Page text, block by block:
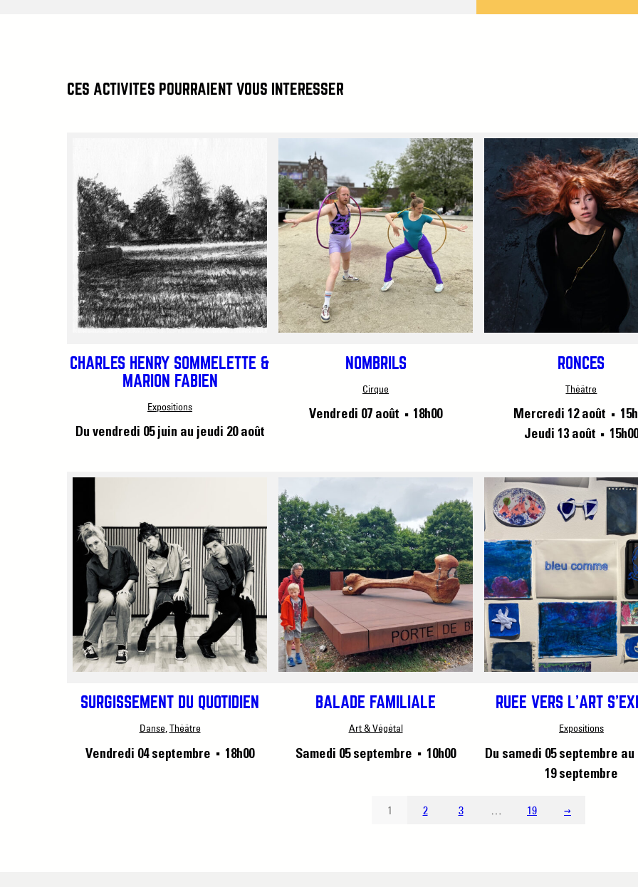
CES ACTIVITÉS POURRAIENT VOUS INTÉRESSER
CHARLES HENRY SOMMELETTE &
MARION FABIEN
Expositions
Du vendredi 05 juin au jeudi 20 août
NOMBRILS
Cirque
Vendredi 07 août ■ 18h00
RONCES
Théâtre
Mercredi 12 août ■
Jeudi 13 août
■
SURGISSEMENT DU QUOTIDIEN
Danse, Théâtre
Vendredi 04 septembre ■ 18h00
BALADE FAMILIALE
Art & Végétal
Samedi 05 septembre ■ 10h00
RUÉE VERS L’ART
Expositions
Du samedi 05 septembre au
19 septembre
1 2 3 19 →